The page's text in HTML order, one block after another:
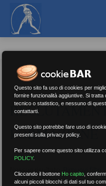
FORMAZIONE
Nessun risultato.Rimuovi filtri
Questo sito fa uso di cookies per
fornire funzionalità aggiuntive. Si
tecnico o statistico, e nessuno di
contattarti.
Questo sito potrebbe fare uso di
presenti sulla privacy policy.
Per sapere come questo sito utilizza
POLICY.
Cliccando il bottone Ho capito ,
alcuni piccoli blocchi di dati sul tuo